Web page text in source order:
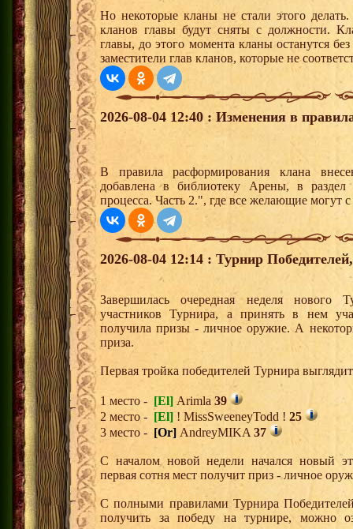
Но некоторые кланы не стали этого
кланов главы будут сняты с должности.
главы, до этого момента кланы останутся
заместители глав кланов, которые не
2026-08-04 12:40 : Изменения в
В правила расформирования клана
добавлена в библиотеку Арены, в
процесса. Часть 2.", где все желающие могут
2026-08-04 12:14 : Турнир
Завершилась очередная неделя нового
участников Турнира, а принять в нем
получила призы - личное оружие. А
приза.
Первая тройка победителей Турнира
1 место - [El] Arimla 39
2 место - [El] ! MissSweeneyTodd ! 25
3 место - [Or] AndreyMIKA 37
С началом новой недели начался новый
первая сотня мест получит приз - личное
С полными правилами Турнира
получить за победу на турнире, можно